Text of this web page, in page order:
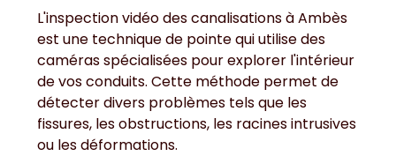
L'inspection vidéo des canalisations à Ambès
est une technique de pointe qui utilise des
caméras spécialisées pour explorer l'intérieur
de vos conduits. Cette méthode permet de
détecter divers problèmes tels que les
fissures, les obstructions, les racines intrusives
ou les déformations.